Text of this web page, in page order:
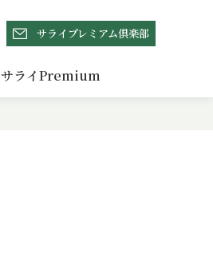
サライプレミアム倶楽部
サライPremium